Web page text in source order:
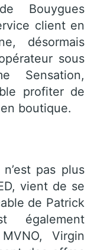
Bouygues
client en
désormais
sous
Sensation,
profiter de
boutique.
pas plus
vient de se
de Patrick
également
Virgin